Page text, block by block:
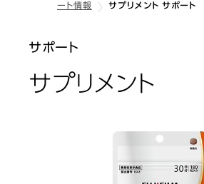
ート情報
サプリメント サポート
サポート
サプリメント